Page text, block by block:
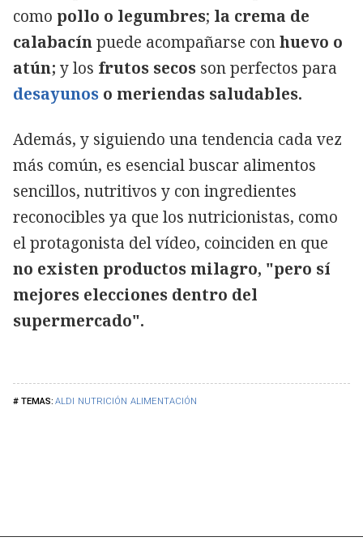
ALDI NUTRICIÓN ALIMENTACIÓN
como pollo o legumbres; la crema de
calabacínpuede acompañarse conhuevo o
atún; y los frutos secos son perfectos para
desayunos o meriendas saludables.
Además, y siguiendo una tendencia cada vez
más común, es esencial buscar alimentos
sencillos, nutritivos y con ingredientes
reconocibles ya que los nutricionistas, como
el protagonista del vídeo, coinciden en que
no existen productos milagro, "pero sí
mejores elecciones dentro del
supermercado".